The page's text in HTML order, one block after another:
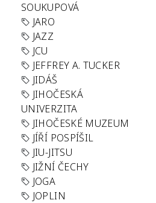
SOUKUPOVÁ
JARO
JAZZ
JCU
JEFFREY A. TUCKER
JIDÁŠ
JIHOČESKÁ
UNIVERZITA
JIHOČESKÉ MUZEUM
JÍŘÍ POSPÍŠIL
JIU-JITSU
JIŽNÍ ČECHY
JOGA
JOPLIN